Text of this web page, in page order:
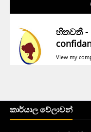
හිතවතී -
View my
කාර්යාල වේලාවන්